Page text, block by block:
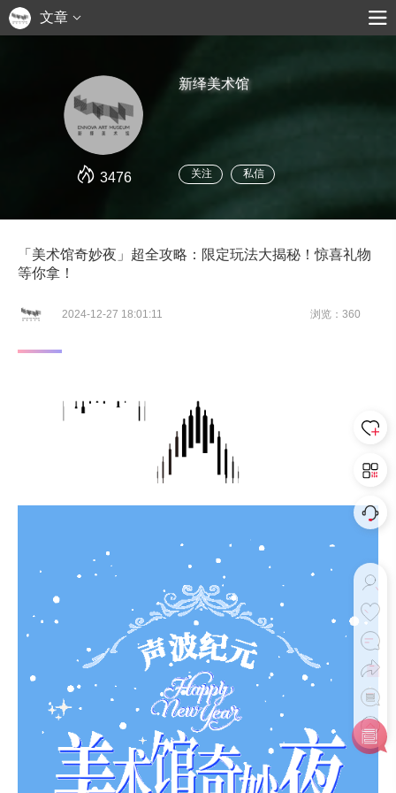
文章
3476
新绎美术馆
关注 私信
「美术馆奇妙夜」超全攻略：限定玩法大揭秘！惊喜礼物
等你拿！
2024-12-27 18:01:11 浏览：360